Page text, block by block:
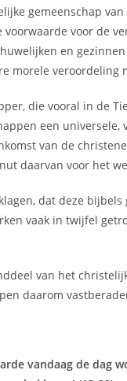
gemeenschap
voor de
en
morele
die vooral in de
een
van de
daarvan voor het
dat deze
vaak in twijfel
van het
daarom
vandaag de dag